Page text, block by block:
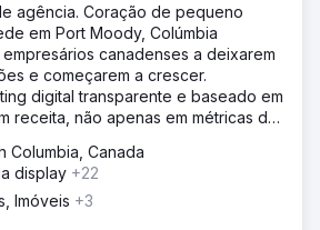
SEP implementou públicos
para todos os esforços de Pesquisa
Fase 2 – Análise: A SEP trabalhou
concluir um estudo de “Co-
informações sobre quais
anúncios contra a SUBARU com
3 – Teste de modificação de lance
a segmentação por público-alvo
agência. Coração de pequeno
em Port Moody, Colúmbia
canadenses a deixarem
e começarem a crescer.
digital transparente e baseado em
receita, não apenas em métricas de
Columbia, Canada
display +22
Imóveis +3